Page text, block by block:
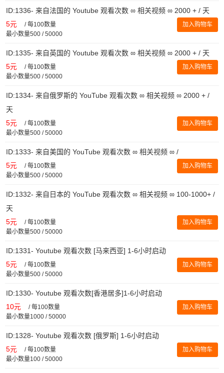
ID:1336- 来自法国的 Youtube 观看次数 ∞ 相关视频 ∞ 2000 + / 天
5元 /每100数量
最小数量500 / 50000
加入购物车
ID:1335- 来自英国的 Youtube 观看次数 ∞ 相关视频 ∞ 2000 + / 天
5元 /每100数量
最小数量500 / 50000
加入购物车
ID:1334- 来自俄罗斯的 YouTube 观看次数 ∞ 相关视频 ∞ 2000 + /
天
5元 /每100数量
最小数量500 / 50000
加入购物车
ID:1333- 来自美国的 YouTube 观看次数 ∞ 相关视频 ∞ /
5元 /每100数量
最小数量500 / 50000
加入购物车
ID:1332- 来自日本的 YouTube 观看次数 ∞ 相关视频 ∞ 100-1000+ /
天
5元 /每100数量
最小数量500 / 50000
加入购物车
ID:1331- Youtube 观看次数 [马来西亚] 1-6小时启动
5元 /每100数量
最小数量500 / 50000
加入购物车
ID:1330- Youtube 观看次数[香港居多]1-6小时启动
10元 /每100数量
最小数量1000 / 50000
加入购物车
ID:1328- Youtube 观看次数 [俄罗斯] 1-6小时启动
5元 /每100数量
最小数量100 / 50000
加入购物车